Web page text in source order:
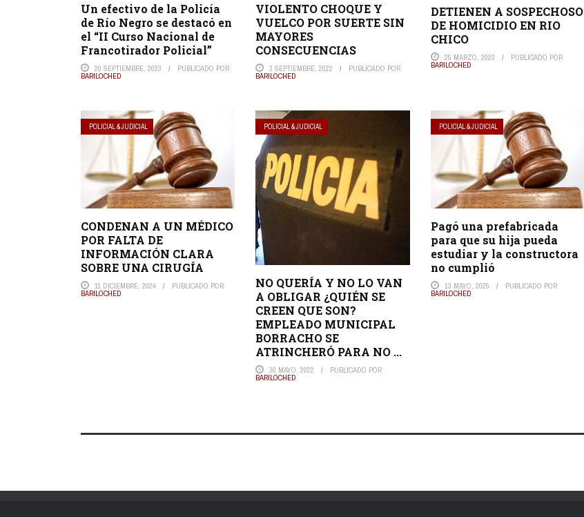
Un efectivo de la Policía
de Río Negro se destacó en
el “II Curso Nacional de
Francotirador Policial”
20 SEPTIEMBRE, 2023 PUBLICADO POR
BARILOCHED
VIOLENTO CHOQUE Y
VUELCO POR SUERTE SIN
MAYORES
CONSECUENCIAS
3 SEPTIEMBRE, 2022 PUBLICADO POR
BARILOCHED
DETIENEN A SOSPECHOSO
DE HOMICIDIO EN RIO
CHICO
25 MARZO, 2023 PUBLICADO POR
BARILOCHED
POLICIAL & JUDICIAL
CONDENAN A UN MÉDICO
POR FALTA DE
INFORMACIÓN CLARA
SOBRE UNA CIRUGÍA
11 DICIEMBRE, 2024 PUBLICADO POR
BARILOCHED
POLICIAL & JUDICIAL
NO QUERÍA Y NO LO VAN
A OBLIGAR ¿QUIÉN SE
CREEN QUE SON?
EMPLEADO MUNICIPAL
BORRACHO SE
ATRINCHERÓ PARA NO ...
30 MAYO, 2022 PUBLICADO POR
BARILOCHED
POLICIAL & JUDICIAL
Pagó una prefabricada
para que su hija pueda
estudiar y la constructora
no cumplió
13 MAYO, 2025 PUBLICADO POR
BARILOCHED